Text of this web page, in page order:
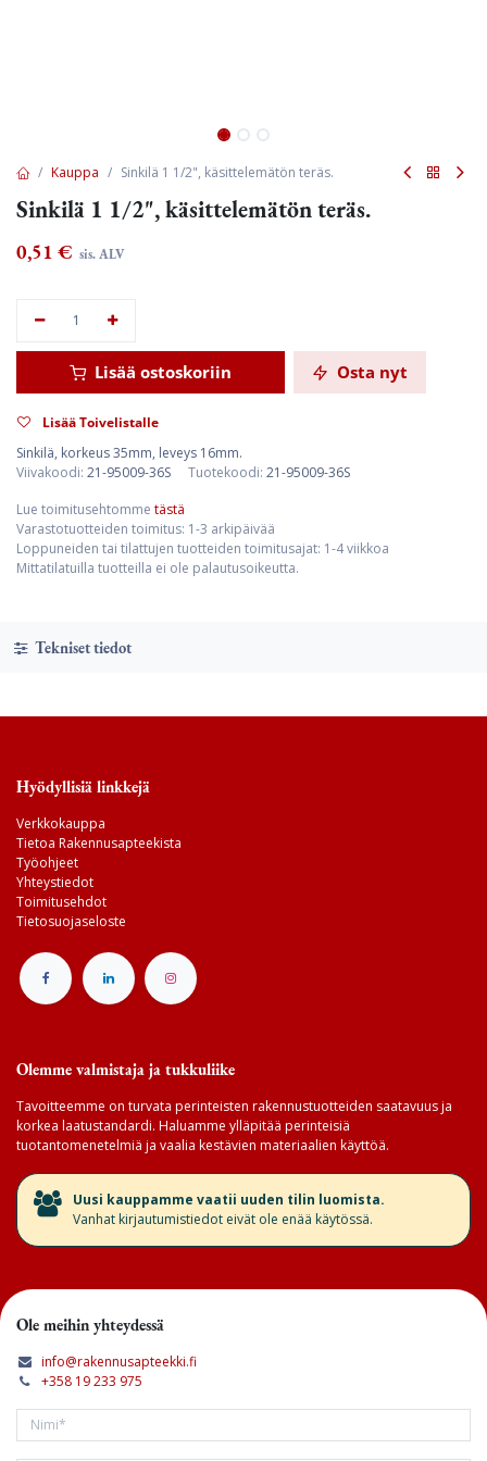
Kauppa Sinkilä 1 1/2", käsittelemätön teräs.
Sinkilä 1 1/2", käsittelemätön teräs.
0,51 € sis. ALV
Lisää ostoskoriin Osta nyt
Lisää Toivelistalle
Sinkilä, korkeus 35mm, leveys 16mm.
Viivakoodi: 21-95009-36S Tuotekoodi: 21-95009-36S
Lue toimitusehtomme tästä
Varastotuotteiden toimitus: 1-3 arkipäivää
Loppuneiden tai tilattujen tuotteiden toimitusajat: 1-4 viikkoa
Mittatilatuilla tuotteilla ei ole palautusoikeutta.
Tekniset tiedot
Hyödyllisiä linkkejä
Verkkokauppa
Tietoa Rakennusapteekista
Työohjeet
Yhteystiedot
Toimitusehdot
Tietosuojaseloste
Olemme valmistaja ja tukkuliike
Tavoitteemme on turvata perinteisten rakennustuotteiden saatavuus ja
korkea laatustandardi. Haluamme ylläpitää perinteisiä
tuotantomenetelmiä ja vaalia kestävien materiaalien käyttöä.
​Uusi kauppamme vaatii uuden tilin luomista.
Vanhat kirjautumistiedot eivät ole enää käytössä.
Ole meihin yhteydessä
info@rakennusapteekki.fi
+358 19 233 975